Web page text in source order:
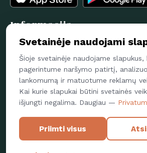
Informacija
Pirkėjams
Susisiekime
Sekite mus
FACEBOOK
Svetainėje naudojami
Šioje svetainėje naudojame slapukus,
pagerintume naršymo patirtį,
lankomumą ir matuotume reklamų
Kai kurie slapukai būtini svetainės
išjungti negalima. Daugiau —
Priimti visus